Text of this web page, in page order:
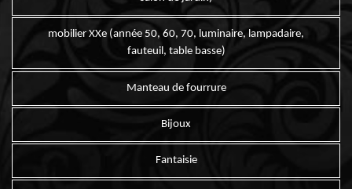
mobilier XXe (année 50, 60, 70, luminaire, lampadaire,
fauteuil, table basse)
Manteau de fourrure
Bijoux
Fantaisie